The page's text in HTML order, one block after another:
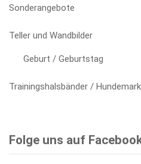
Sonderangebote
Teller und Wandbilder
Geburt / Geburtstag
Trainingshalsbänder /
Folge uns auf